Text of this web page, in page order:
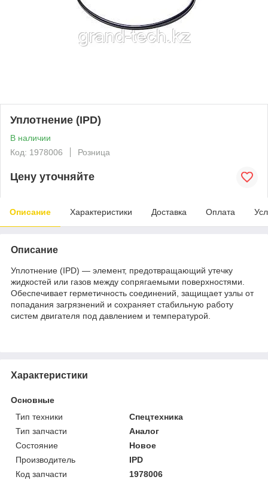
Уплотнение (IPD)
В наличии
Код: 1978006
Розница
Цену уточняйте
Описание Характеристики Доставка Оплата
Описание
Уплотнение (IPD) — элемент, предотвращающий утечку
жидкостей или газов между сопрягаемыми поверхностями.
Обеспечивает герметичность соединений, защищает узлы от
попадания загрязнений и сохраняет стабильную работу
систем двигателя под давлением и температурой.
Характеристики
Основные
Тип техники
Спецтехника
Тип запчасти
Аналог
Состояние
Новое
Производитель
IPD
Код запчасти
1978006